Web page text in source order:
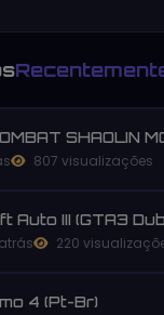
SHAOLIN
807 visualizações
Auto III (GTA3
220
4 (Pt-Br)